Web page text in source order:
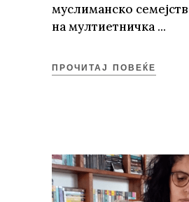
муслиманско
на мултиетничка
ПРОЧИТАЈ ПОВЕЌЕ